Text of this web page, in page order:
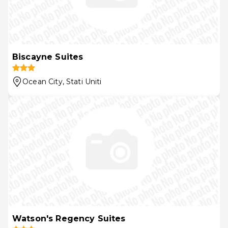
Biscayne Suites
Ocean City, Stati Uniti
Watson's Regency Suites